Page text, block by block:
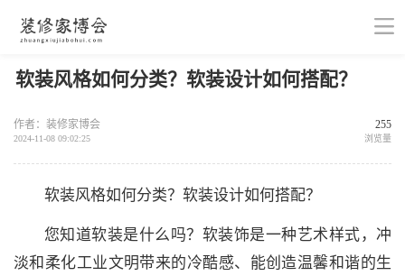
软装风格如何分类？软装设计如何搭配？
作者：装修家博会
2024-11-08 09:02:25
255
浏览量
软装风格如何分类？软装设计如何搭配？
您知道软装是什么吗？软装饰是一种艺术样式，冲
淡和柔化工业文明带来的冷酷感、能创造温馨和谐的生